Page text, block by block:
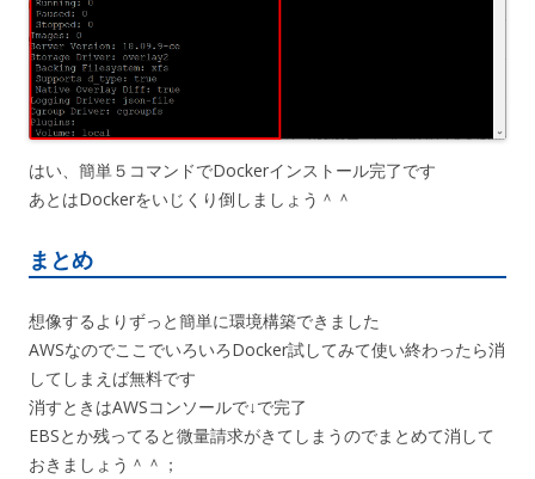
はい、簡単５コマンドでDockerインストール完了です
あとはDockerをいじくり倒しましょう＾＾
まとめ
想像するよりずっと簡単に環境構築できました
AWSなのでここでいろいろDocker試してみて使い終わったら消
してしまえば無料です
消すときはAWSコンソールで↓で完了
EBSとか残ってると微量請求がきてしまうのでまとめて消して
おきましょう＾＾；